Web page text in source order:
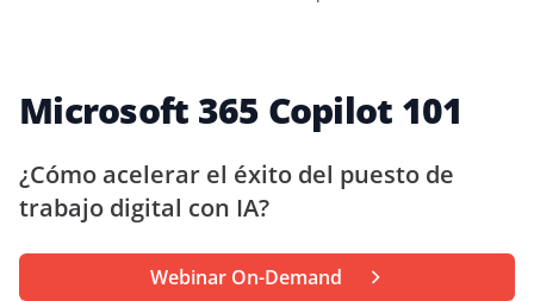
Precios
Partners
Recursos
Microsoft 365 Copilot 101
¿Cómo acelerar el éxito del puesto de
trabajo digital con IA?
Webinar On-Demand